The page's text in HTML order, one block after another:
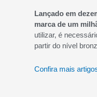
Lançado em
marca de um
utilizar, é
partir do nível
Confira mais